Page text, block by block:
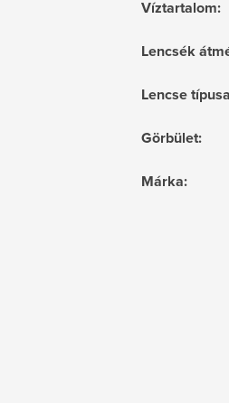
Víztartalom:
Lencsék
Lencse típusa
Görbület:
Márka: